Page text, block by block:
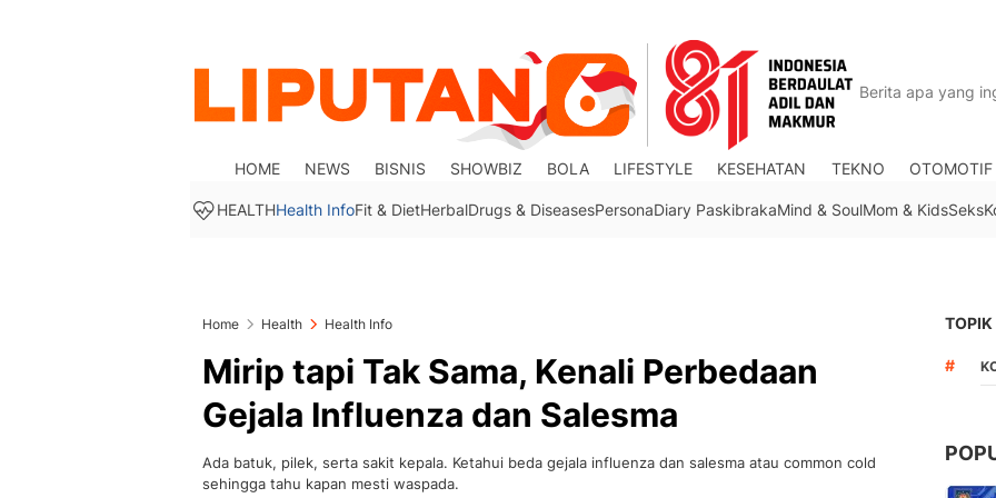
HOME NEWS BISNIS SHOWBIZ BOLA LIFESTYLE KESEHATAN TEKNO OTOMOTIF
HEALTHHealth InfoFit & DietHerbalDrugs & DiseasesPersonaDiary PaskibrakaMind & SoulMom & KidsSeks
Home Health Health Info
Mirip tapi Tak Sama, Kenali Perbedaan
Gejala Influenza dan Salesma
Ada batuk, pilek, serta sakit kepala. Ketahui beda gejala influenza dan salesma atau common cold
sehingga tahu kapan mesti waspada.
TOPIK
#